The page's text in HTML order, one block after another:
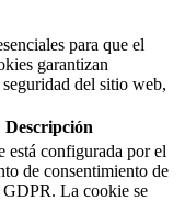
para que el
garantizan
del sitio web,
Descripción
está configurada por el
de consentimiento de
GDPR. La cookie se